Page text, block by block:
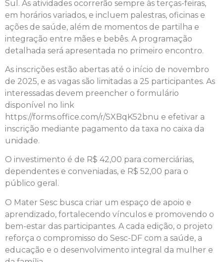
Sul. As atividades ocorrerão sempre às terças-feiras,
em horários variados, e incluem palestras, oficinas e
ações de saúde, além de momentos de partilha e
integração entre mães e bebês. A programação
detalhada será apresentada no primeiro encontro.
As inscrições estão abertas até o início de novembro
de 2025, e as vagas são limitadas a 25 participantes. As
interessadas devem preencher o formulário
disponível no link
https://forms.office.com/r/SXBqK52bnu e efetivar a
inscrição mediante pagamento da taxa no caixa da
unidade.
O investimento é de R$ 42,00 para comerciárias,
dependentes e conveniadas, e R$ 52,00 para o
público geral.
O Mater Sesc busca criar um espaço de apoio e
aprendizado, fortalecendo vínculos e promovendo o
bem-estar das participantes. A cada edição, o projeto
reforça o compromisso do Sesc-DF com a saúde, a
educação e o desenvolvimento integral da mulher e